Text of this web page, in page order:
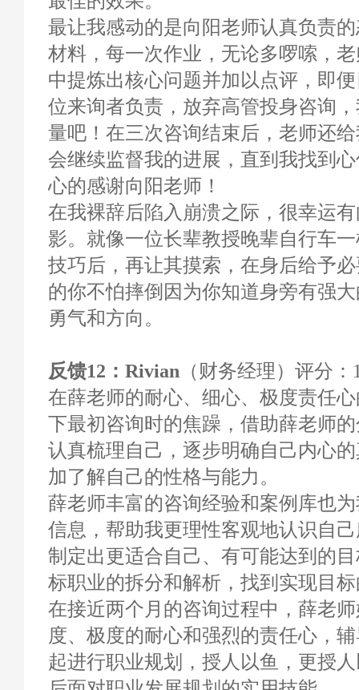
最让我感动的是向阳老师认真负责
材料，每一次作业，无论多啰嗦，
中提炼出核心问题并加以点评，即
位来询者负责，放弃高管投身咨询
量吧！在三次咨询结束后，老师还
会继续监督我的进展，直到我找到
心的感谢向阳老师！
在我裸辞后陷入崩溃之际，很幸运
影。就像一位长辈教授晚辈自行车
技巧后，再让其摸索，在身后给予
的你不怕摔倒因为你知道身旁有强
勇气和方向。
反馈12：Rivian （财务经理）评分：
在薛老师的耐心、细心、极度责任
下最初咨询时的焦躁，借助薛老师
认真梳理自己，逐步明确自己内心
加了解自己的性格与能力。
薛老师丰富的咨询经验和案例库也
信息，帮助我更理性客观地认识自
制定出更适合自己、有可能达到的
标职业的拆分和解析，找到实现目
在接近两个月的咨询过程中，薛老
度、极度的耐心和强烈的责任心，
起进行职业规划，授人以鱼，更授